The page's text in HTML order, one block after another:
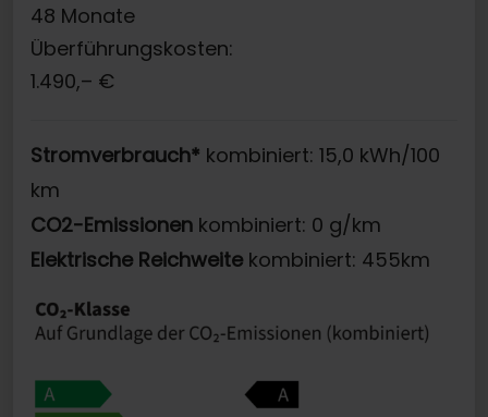
48 Monate
Überführungskosten:
1.490,– €
Stromverbrauch* kombiniert: 15,0 kWh/100
km
CO2-Emissionen kombiniert: 0 g/km
Elektrische Reichweite kombiniert: 455km